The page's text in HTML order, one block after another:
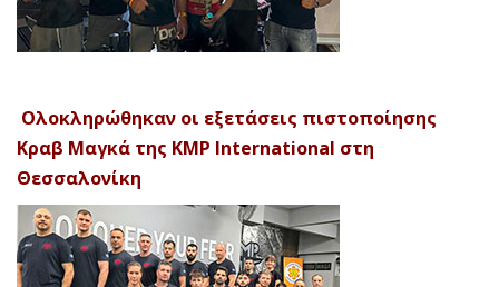
Ολοκληρώθηκαν οι εξετάσεις πιστοποίησης
Κραβ Μαγκά της KMP International στη
Θεσσαλονίκη